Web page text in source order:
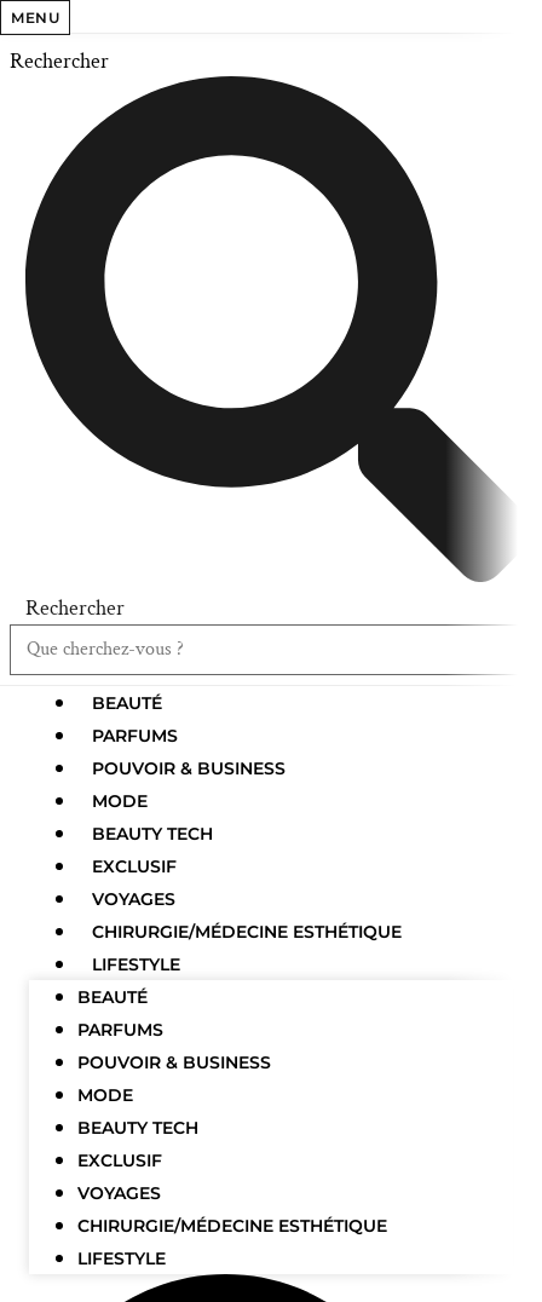
MENU
Rechercher
Rechercher
BEAUTÉ
PARFUMS
POUVOIR & BUSINESS
MODE
BEAUTY TECH
EXCLUSIF
VOYAGES
CHIRURGIE/MÉDECINE ESTHÉTIQUE
LIFESTYLE
BEAUTÉ
PARFUMS
POUVOIR & BUSINESS
MODE
BEAUTY TECH
EXCLUSIF
VOYAGES
CHIRURGIE/MÉDECINE ESTHÉTIQUE
LIFESTYLE